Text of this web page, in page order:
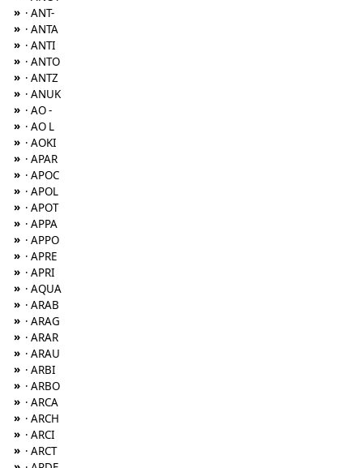
» · ANT-
» · ANTA
» · ANTI
» · ANTO
» · ANTZ
» · ANUK
» · AO -
» · AO L
» · AOKI
» · APAR
» · APOC
» · APOL
» · APOT
» · APPA
» · APPO
» · APRE
» · APRI
» · AQUA
» · ARAB
» · ARAG
» · ARAR
» · ARAU
» · ARBI
» · ARBO
» · ARCA
» · ARCH
» · ARCI
» · ARCT